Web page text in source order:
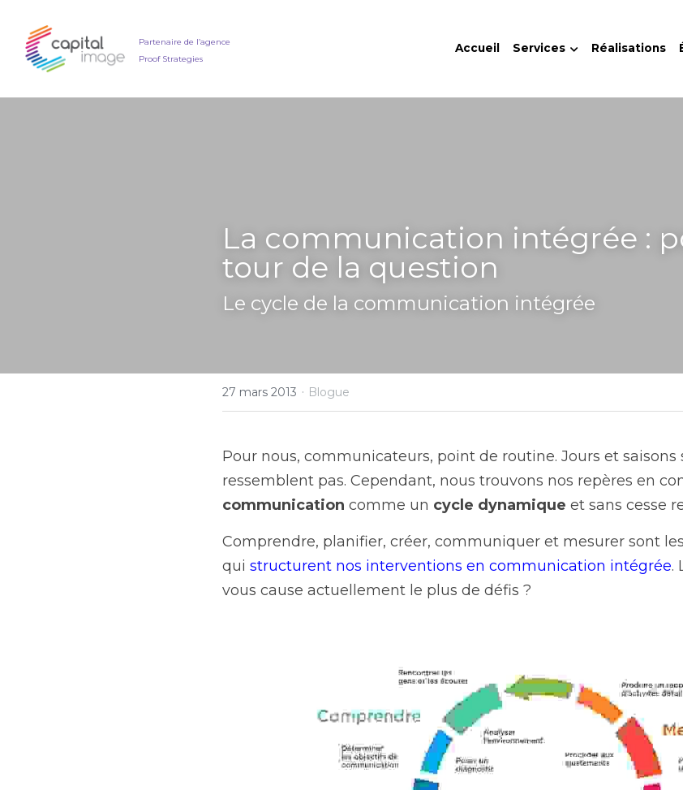
Partenaire de l’agence
Proof Strategies
Accueil Services Réalisations
La communication intégrée :
tour de la question
Le cycle de la communication intégrée
27 mars 2013 · Blogue
Pour nous, communicateurs, point de routine. Jours et saisons
communication comme un cycle dynamique et sans cesse
Comprendre, planifier, créer, communiquer et mesurer sont les
qui structurent nos interventions en communication intégrée.
vous cause actuellement le plus de défis ?